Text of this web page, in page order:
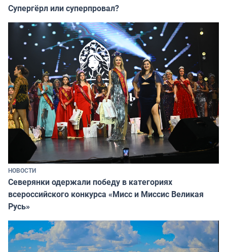
Супергёрл или суперпровал?
НОВОСТИ
Северянки одержали победу в категориях
всероссийского конкурса «Мисс и Миссис Великая
Русь»